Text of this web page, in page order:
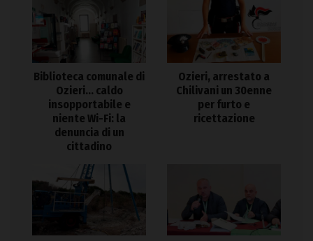
Biblioteca comunale di
Ozieri… caldo
insopportabile e
niente Wi-Fi: la
denuncia di un
cittadino
Ozieri, arrestato a
Chilivani un 30enne
per furto e
ricettazione